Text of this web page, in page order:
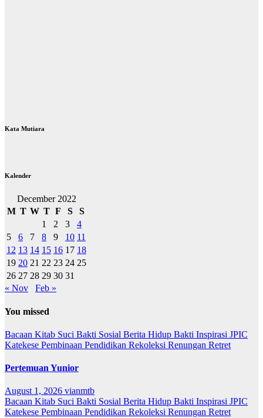
Kata Mutiara
Kalender
December 2022
M T W T F S
S
1
2 3
4
5
6 7 8 9 10 11
12 13 14 15 16 17 18
19 20 21 22 23 24 25
26 27 28 29 30 31
« Nov
Feb »
You missed
Bacaan Kitab Suci Bakti Sosial Berita Hidup Bakti Inspirasi JPIC
Katekese Pembinaan Pendidikan Rekoleksi Renungan Retret
Pertemuan Yunior
August 1, 2026 vianmtb
Bacaan Kitab Suci Bakti Sosial Berita Hidup Bakti Inspirasi JPIC
Katekese Pembinaan Pendidikan Rekoleksi Renungan Retret